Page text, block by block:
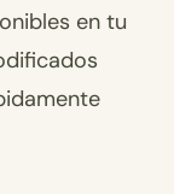
en tu